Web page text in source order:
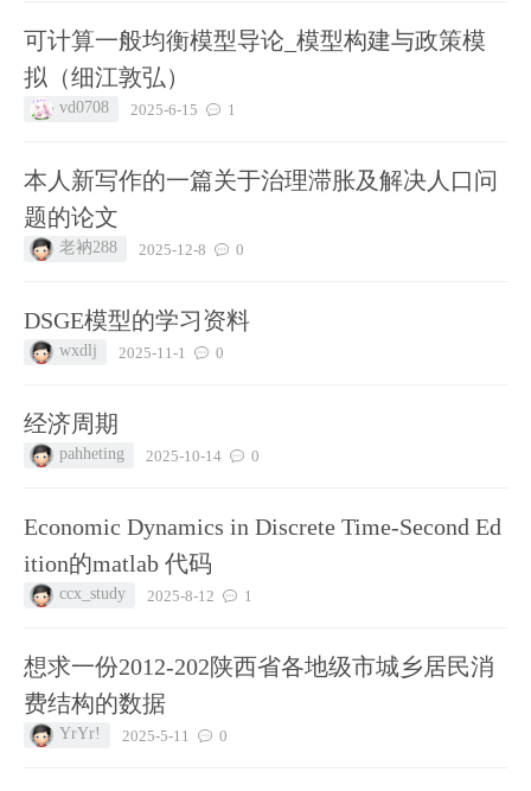
可计算一般均衡模型导论_模型构建与政策模
拟（细江敦弘）
vd0708 2025-6-15 1
本人新写作的一篇关于治理滞胀及解决人口问
题的论文
老衲288 2025-12-8 0
DSGE模型的学习资料
wxdlj 2025-11-1 0
经济周期
pahheting 2025-10-14 0
Economic Dynamics in Discrete Time-Second Ed
ition的matlab 代码
ccx_study 2025-8-12 1
想求一份2012-202陕西省各地级市城乡居民消
费结构的数据
YrYr! 2025-5-11 0